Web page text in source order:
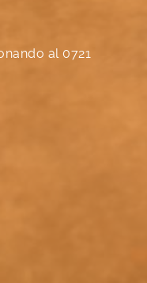
al 0721